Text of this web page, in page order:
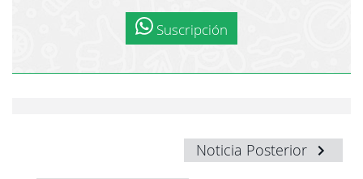
Suscripción
Noticia Posterior